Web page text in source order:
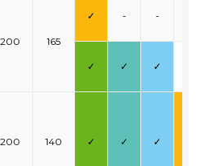
200 165
✓ - -
✓ ✓ ✓
200 140 ✓ ✓ ✓